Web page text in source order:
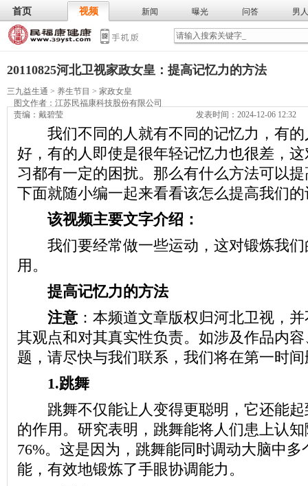
首页 视频 新闻 曝光 问答 男人
武术 气功 膳食 食谱 营养
20110825河北卫视家政女皇：提高记忆力的方法
三九益生通 > 养生节目 > 家政女皇
图文作者： 江苏民福康科技股份有限公司
责编：戴碧莹
发表时间：2024-12-06 12:32
我们不同的人就有不同的记忆力，有的
好，有的人即使是很年轻记忆力也很差，
习都有一定的困扰。那么有什么方法可以
下面就随小编一起来看看该怎么提高我们
该视频主要文字介绍：
我们要经常做一些运动，这对锻炼我们
用。
提高记忆力的方法
注意 ：本频道文章版权归河北卫视，
其观点和对其真实性负责。如涉及作品内
题，请尽快与我们联系，我们将在第一时
1.跳舞
跳舞不仅能让人变得更聪明，它还能起
的作用。研究表明，跳舞能将人们患上认
76%。这是因为，跳舞能同时调动大脑中
能，有效地锻炼了手眼协调能力。